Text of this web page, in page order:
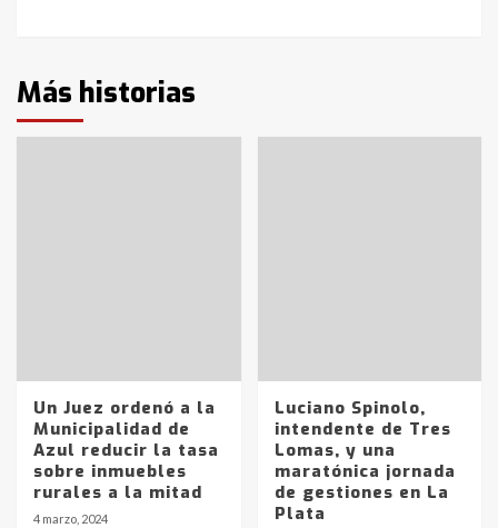
Más historias
Un Juez ordenó a la
Municipalidad de
Azul reducir la tasa
sobre inmuebles
rurales a la mitad
4 marzo, 2024
Luciano Spinolo,
intendente de Tres
Lomas, y una
maratónica jornada
de gestiones en La
Plata